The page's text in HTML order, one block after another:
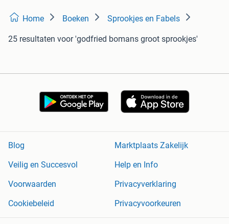
Home Boeken Sprookjes en Fabels
25 resultaten voor 'godfried bomans groot sprookjes'
Blog
Marktplaats Zakelijk
Veilig en Succesvol
Help en Info
Voorwaarden
Privacyverklaring
Cookiebeleid
Privacyvoorkeuren